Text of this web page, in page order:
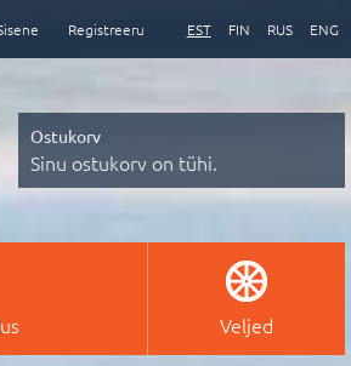
EST FIN RUS ENG
Registreeru
Ostukorv
Sinu ostukorv on tühi.
Veljed